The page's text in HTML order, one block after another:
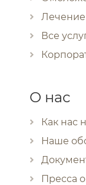
Лечение
Все
О нас
Как нас
Наше
Пресса